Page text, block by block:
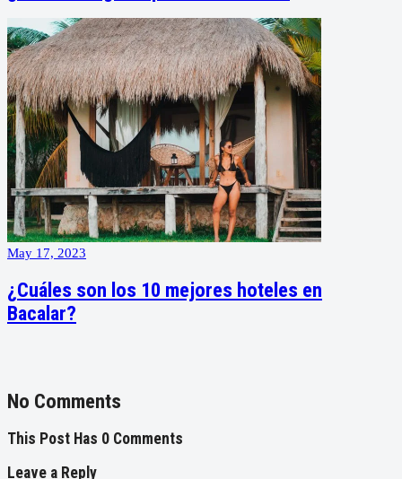
May 17, 2023
¿Cuáles son los 10 mejores hoteles en
Bacalar?
No Comments
This Post Has 0 Comments
Leave a Reply